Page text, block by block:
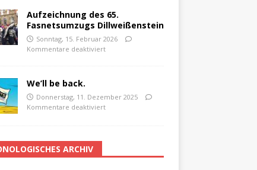
Aufzeichnung des 65.
Fasnetsumzugs Dillweißenstein
Sonntag, 15. Februar 2026
Kommentare deaktiviert
We’ll be back.
Donnerstag, 11. Dezember 2025
Kommentare deaktiviert
ARCHIV